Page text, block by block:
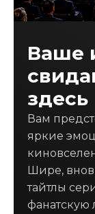
Ваше
здесь
Вам
яркие
Шире,
тайтлы
фанатскую